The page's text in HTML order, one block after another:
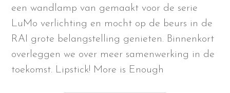
een wandlamp van gemaakt voor de serie
LuMo verlichting en mocht op de beurs in de
RAI grote belangstelling genieten. Binnenkort
overleggen we over meer samenwerking in de
toekomst. Lipstick! More is Enough